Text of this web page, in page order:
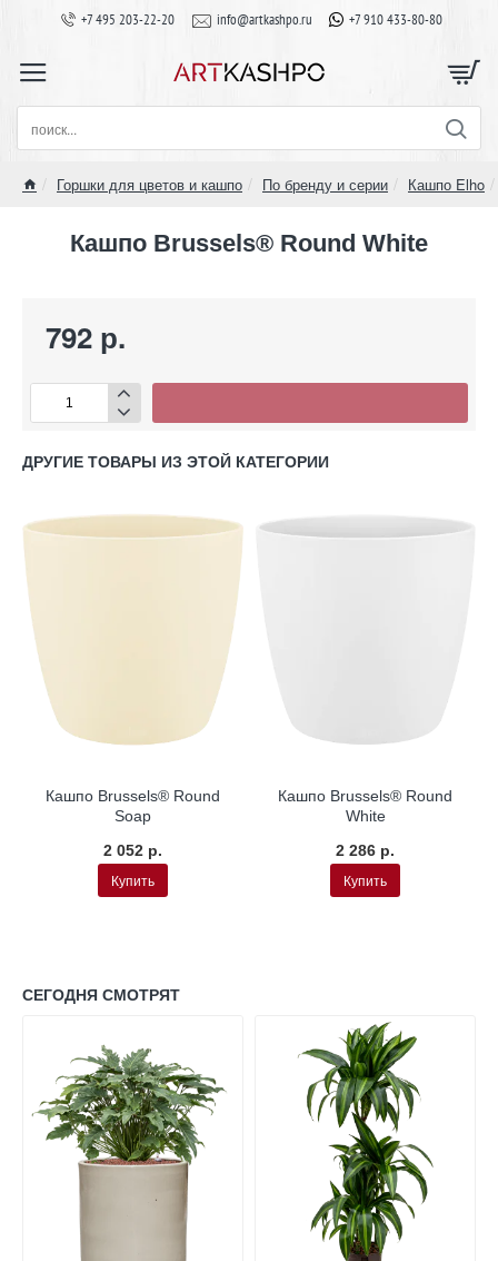
+7 495 203-22-20 info@artkashpo.ru +7 910 433-80-80
поиск...
Горшки для цветов и кашпо По бренду и серии Кашпо Elho
Кашпо Brussels® Round White
792 р.
ДРУГИЕ ТОВАРЫ ИЗ ЭТОЙ КАТЕГОРИИ
Кашпо Brussels® Round
Soap
2 052 р.
Купить
Кашпо Brussels® Round
White
2 286 р.
Купить
СЕГОДНЯ СМОТРЯТ